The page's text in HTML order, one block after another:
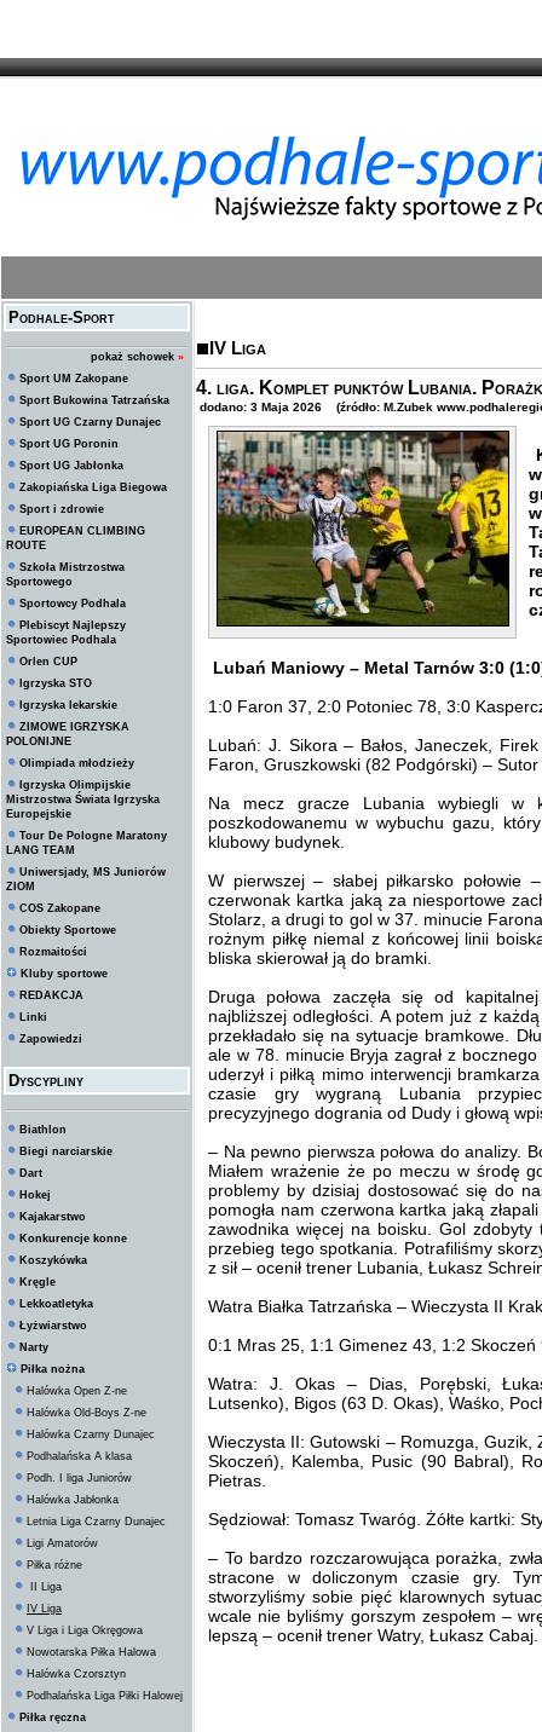
Podhale-Sport
pokaż schowek »
Sport UM Zakopane
Sport Bukowina Tatrzańska
Sport UG Czarny Dunajec
Sport UG Poronin
Sport UG Jabłonka
Zakopiańska Liga Biegowa
Sport i zdrowie
EUROPEAN CLIMBING
ROUTE
Szkoła Mistrzostwa
Sportowego
Sportowcy Podhala
Plebiscyt Najlepszy
Sportowiec Podhala
Orlen CUP
Igrzyska STO
Igrzyska lekarskie
ZIMOWE IGRZYSKA
POLONIJNE
Olimpiada młodzieży
Igrzyska Olimpijskie
Mistrzostwa Świata Igrzyska
Europejskie
Tour De Pologne Maratony
LANG TEAM
Uniwersjady, MS Juniorów
ZIOM
COS Zakopane
Obiekty Sportowe
Rozmaitości
Kluby sportowe
REDAKCJA
Linki
Zapowiedzi
Dyscypliny
Biathlon
Biegi narciarskie
Dart
Hokej
Kajakarstwo
Konkurencje konne
Koszykówka
Kręgle
Lekkoatletyka
Łyżwiarstwo
Narty
Piłka nożna
Halówka Open Z-ne
Halówka Old-Boys Z-ne
Halówka Czarny Dunajec
Podhalańska A klasa
Podh. I liga Juniorów
Halówka Jabłonka
Letnia Liga Czarny Dunajec
Ligi Amatorów
Piłka różne
II Liga
IV Liga
V Liga i Liga Okręgowa
Nowotarska Piłka Halowa
Halówka Czorsztyn
Podhalańska Liga Piłki Halowej
Piłka ręczna
IV Liga
4. liga. Komplet punktów Lubania.
dodano: 3 Maja 2026 (źródło: M.Zubek
Lubań Maniowy – Metal Tarnów 3:0
1:0 Faron 37, 2:0 Potoniec 78, 3:0
Lubań: J. Sikora – Bałos, Janeczek,
Faron, Gruszkowski (82 Podgórski) –
Na mecz gracze Lubania wybiegli w
poszkodowanemu w wybuchu gazu,
klubowy budynek.
W pierwszej – słabej piłkarsko połowie
czerwonak kartka jaką za niesportowe
Stolarz, a drugi to gol w 37. minucie
rożnym piłkę niemal z końcowej linii
bliska skierował ją do bramki.
Druga połowa zaczęła się od
najbliższej odległości. A potem już z
przekładało się na sytuacje bramkowe.
ale w 78. minucie Bryja zagrał z
uderzył i piłką mimo interwencji
czasie gry wygraną Lubania
precyzyjnego dogrania od Dudy i głową
– Na pewno pierwsza połowa do analizy.
Miałem wrażenie że po meczu w środę
problemy by dzisiaj dostosować się do
pomogła nam czerwona kartka jaką
zawodnika więcej na boisku. Gol zdobyty
przebieg tego spotkania. Potrafiliśmy
z sił – ocenił trener Lubania, Łukasz
Watra Białka Tatrzańska – Wieczysta II
0:1 Mras 25, 1:1 Gimenez 43, 1:2 Skoczeń
Watra: J. Okas – Dias, Porębski,
Lutsenko), Bigos (63 D. Okas), Waśko,
Wieczysta II: Gutowski – Romuzga,
Skoczeń), Kalemba, Pusic (90 Babral),
Pietras.
Sędziował: Tomasz Twaróg. Żółte kartki:
– To bardzo rozczarowująca porażka,
stracone w doliczonym czasie gry.
stworzyliśmy sobie pięć klarownych
wcale nie byliśmy gorszym zespołem –
lepszą – ocenił trener Watry, Łukasz Cabaj.